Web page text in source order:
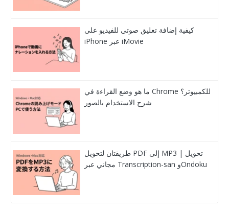
كيفية إضافة تعليق صوتي للفيديو على
iPhone عبر iMovie
ما هو وضع القراءة في Chrome للكمبيوتر؟
شرح الاستخدام بالصور
طريقتان لتحويل PDF إلى MP3 | تحويل
مجاني عبر Transcription-san وOndoku